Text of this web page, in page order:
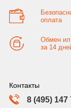
оплата
Обмен
за 14
Контакты
8 (495) 147